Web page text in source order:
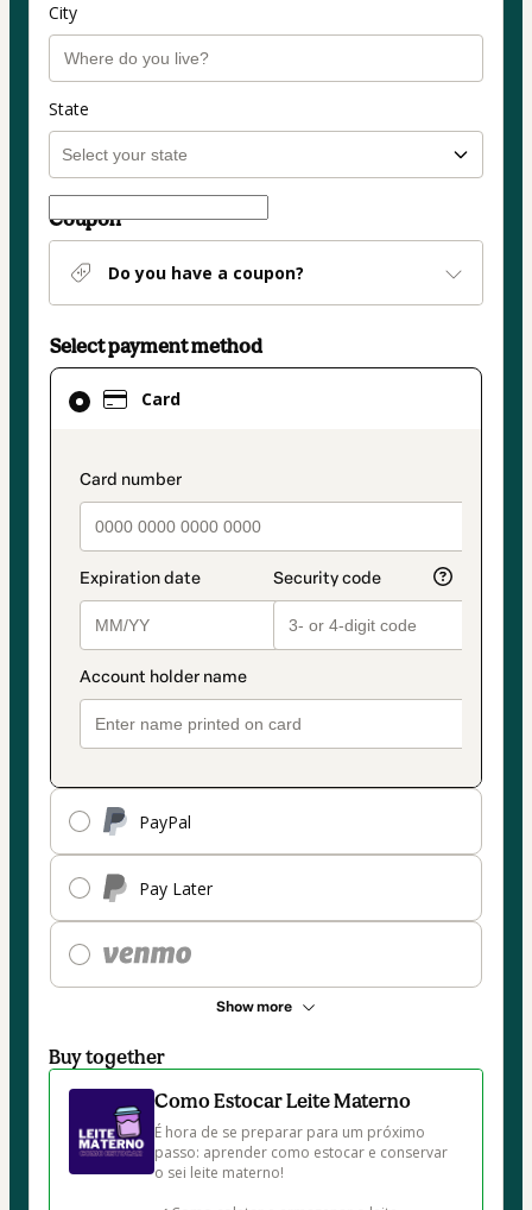
City
State
Coupon
Do you have a coupon?
Select payment method
Card
payment_data.section_title_v2
PayPal
Pay Later
Show more
Card
selected
method
Buy together
Como Estocar Leite Materno
É hora de se preparar para um próximo
passo: aprender como estocar e conservar
o sei leite materno!